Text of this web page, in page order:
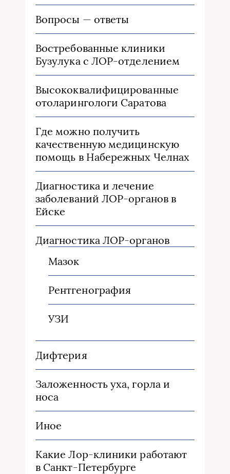
Вопросы — ответы
Востребованные клиники
Бузулука с ЛОР-отделением
Высококвалифицированные
отоларингологи Саратова
Где можно получить
качественную медицинскую
помощь в Набережных Челнах
Диагностика и лечение
заболеваний ЛОР-органов в
Ейске
Диагностика ЛОР-органов
Мазок
Рентгенография
УЗИ
Дифтерия
Заложенность уха, горла и
носа
Иное
Какие Лор-клиники работают
в Санкт-Петербурге